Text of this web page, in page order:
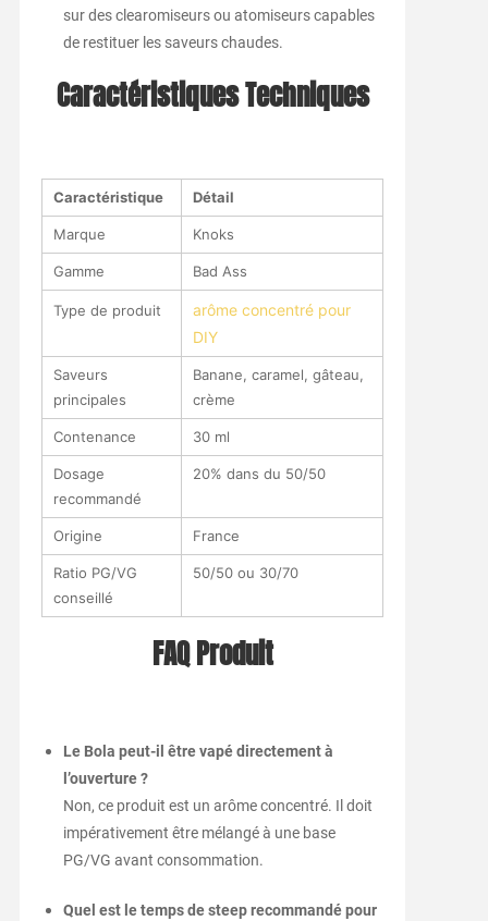
sur des clearomiseurs ou atomiseurs capables
de restituer les saveurs chaudes.
Caractéristiques Techniques
Caractéristique Détail
Marque Knoks
Gamme Bad Ass
Type de produit
arôme concentré pour
DIY
Saveurs
principales
Banane, caramel, gâteau,
crème
Contenance 30 ml
Dosage
recommandé
20% dans du 50/50
Origine France
Ratio PG/VG
conseillé
50/50 ou 30/70
FAQ Produit
Le Bola peut-il être vapé directement à
l’ouverture ?
Non, ce produit est un arôme concentré. Il doit
impérativement être mélangé à une base
PG/VG avant consommation.
Quel est le temps de steep recommandé pour